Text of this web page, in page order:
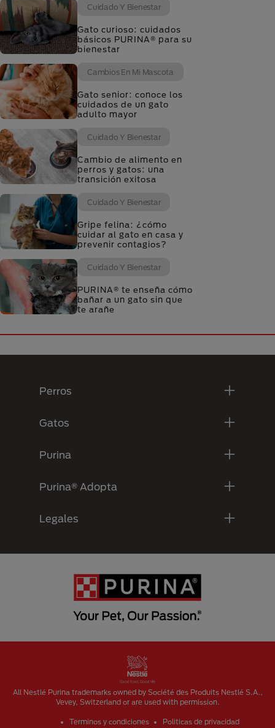
Cuidado Y Bienestar
Gato curioso: cuidados
básicos PURINA® para su
bienestar
Cambios En Mi Mascota
Gato senior: conoce los
cuidados de un gato
adulto mayor
Cuidado Y Bienestar
Cambio de alimento en
perros y gatos: una
transición exitosa
Cuidado Y Bienestar
Gripe felina: ¿cómo
cuidar al gato en casa y
prevenir contagios?
Cuidado Y Bienestar
PURINA® te enseña cómo
bañar a un gato sin que
te arañe
Perros
Gatos
Purina
Purina® Adopta
Legales
All Nestlé Purina trademarks owned by Société des Produits Nestlé S.A.,
Vevey, Switzerland or are used with permission.
Terminos y condiciones Politicas de privacidad